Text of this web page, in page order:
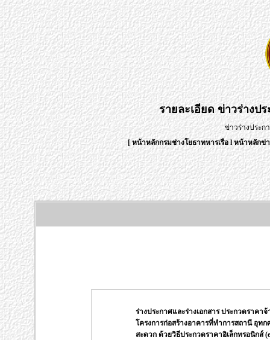
รายละเอียดข่าวร่างป
ข่าวร่างประก
[หน้าหลักกรมช่างโยธาทหารเรือlหน้าหลักข่
ร่างประกาศและร่างเอกสาร ประกวดราค
โครงการก่อสร้างอาคารที่ทำการสถานี อุ
สะดวก ด้วยวิธีประกวดราคาอิเล็กทรอนิกส์